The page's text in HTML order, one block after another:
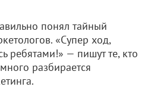
понял тайный
«Супер ход,
ребятами!» — пишут те, кто
разбирается